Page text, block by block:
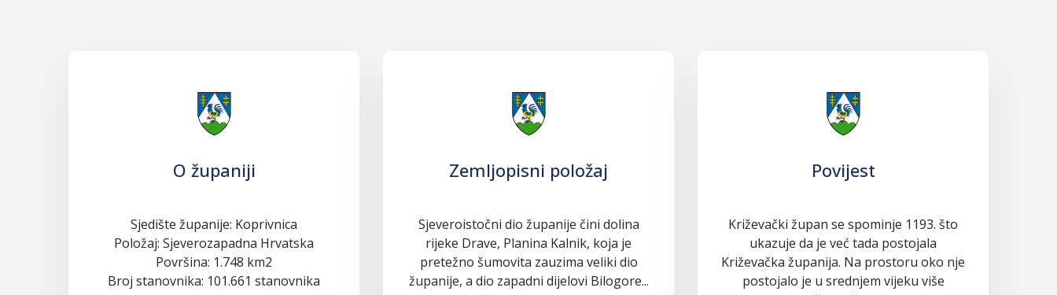
O županiji
Sjedište županije: Koprivnica
Položaj: Sjeverozapadna Hrvatska
Površina: 1.748 km2
Broj stanovnika: 101.661 stanovnika
Zemljopisni položaj
Sjeveroistočni dio županije čini dolina
rijeke Drave, Planina Kalnik, koja je
pretežno šumovita zauzima veliki dio
županije, a dio zapadni dijelovi Bilogore...
Povijest
Križevački župan se spominje 1193. što
ukazuje da je već tada postojala
Križevačka županija. Na prostoru oko nje
postojalo je u srednjem vijeku više